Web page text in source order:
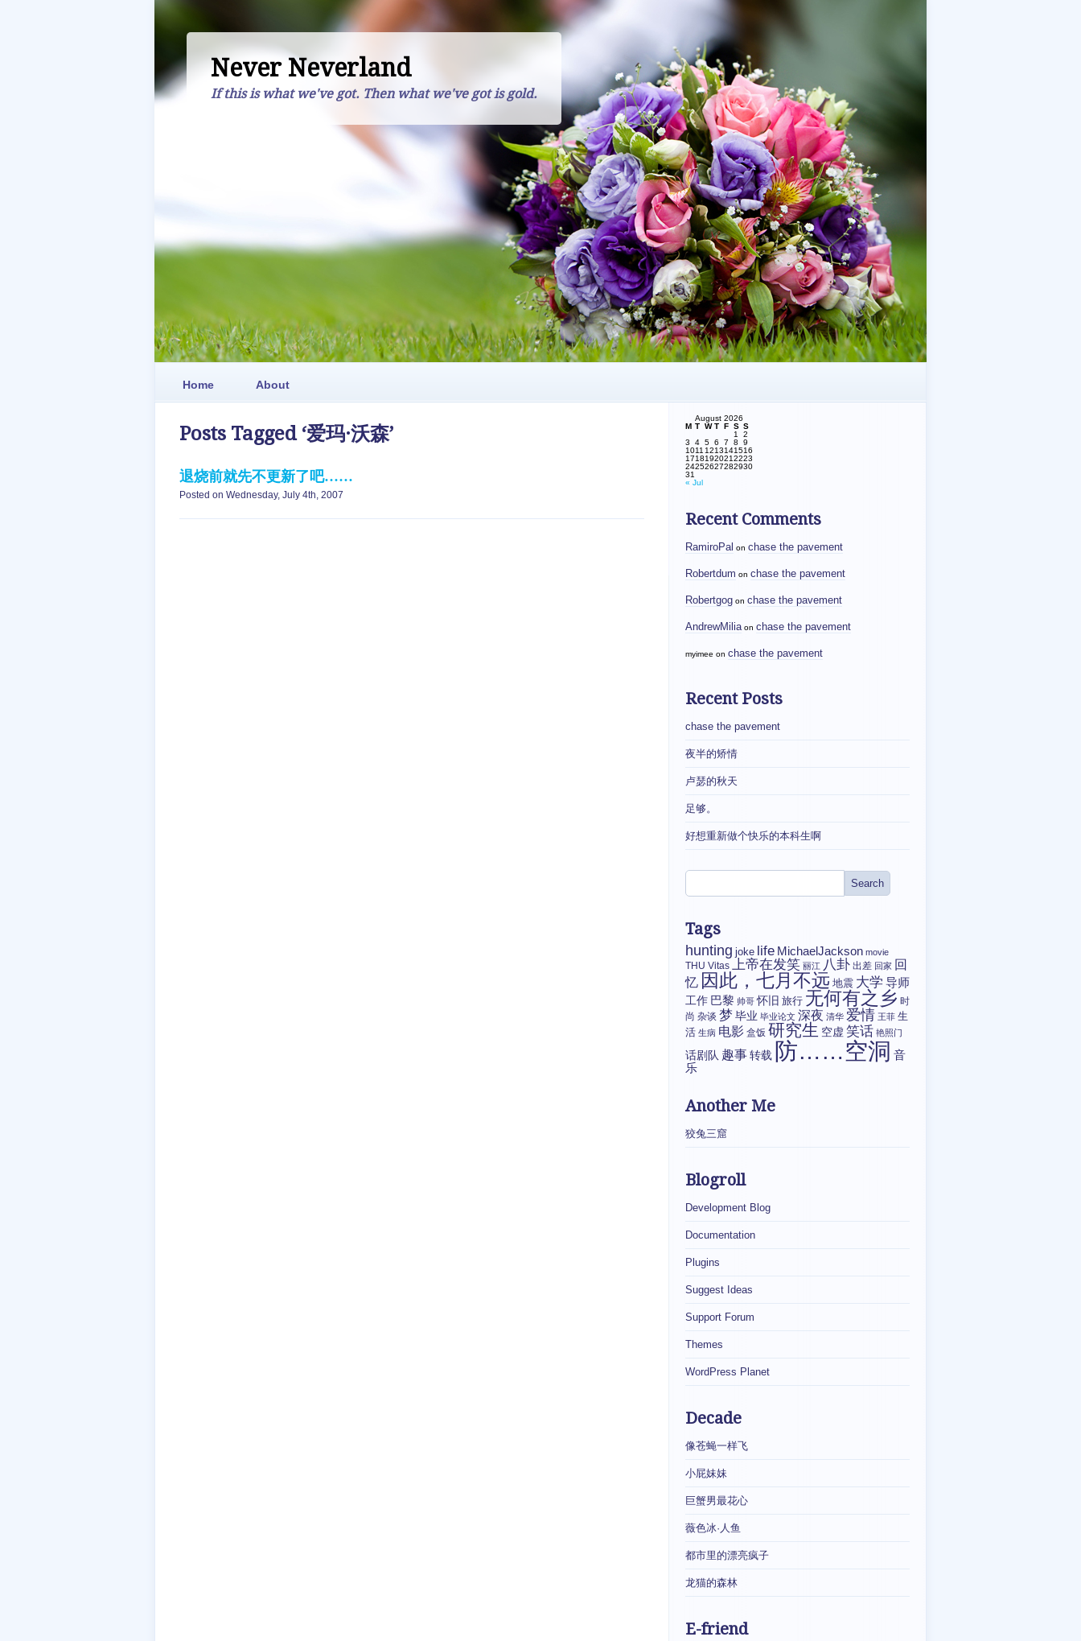
Never Neverland
If this is what we've got. Then what we've got is gold.
Home About
Posts Tagged ‘爱玛·沃森’
退烧前就先不更新了吧……
Posted on Wednesday, July 4th, 2007
August 2026
M T W T F S S
1
2
3
4 5 6 7 8
9
1011 1213141516
17181920212223
24252627282930
31
« Jul
Recent Comments
RamiroPal on chase the pavement
Robertdum on chase the pavement
Robertgog on chase the pavement
AndrewMilia on chase the pavement
myimee on chase the pavement
Recent Posts
chase the pavement
夜半的矫情
卢瑟的秋天
足够。
好想重新做个快乐的本科生啊
Tags
hunting joke life MichaelJackson movie
THU Vitas 上帝在发笑 丽江 八卦 出差 回家 回
忆 因此，七月不远 地震 大学 导师
工作 巴黎 帅哥 怀旧 旅行 无何有之乡 时
尚 杂谈 梦 毕业 毕业论文 深夜 清华 爱情 王菲 生
活 生病 电影 盒饭 研究生 空虚 笑话 艳照门
话剧队 趣事转载 防……空洞 音
乐
Another Me
狡兔三窟
Blogroll
Development Blog
Documentation
Plugins
Suggest Ideas
Support Forum
Themes
WordPress Planet
Decade
像苍蝇一样飞
小屁妹妹
巨蟹男最花心
薇色冰·人鱼
都市里的漂亮疯子
龙猫的森林
E-friend